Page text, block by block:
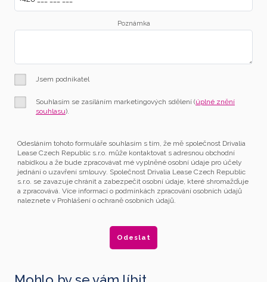
Poznámka
Jsem podnikatel
Souhlasím se zasíláním marketingových sdělení (úplné znění
souhlasu).
Odesláním tohoto formuláře souhlasím s tím, že mě společnost Drivalia
Lease Czech Republic s.r.o. může kontaktovat s adresnou obchodní
nabídkou a že bude zpracovávat mé vyplněné osobní údaje pro účely
jednání o uzavření smlouvy. Společnost Drivalia Lease Czech Republic
s.r.o. se zavazuje chránit a zabezpečit osobní údaje, které shromažďuje
a zpracovává. Více informací o podmínkách zpracování osobních údajů
naleznete v Prohlášení o ochraně osobních údajů.